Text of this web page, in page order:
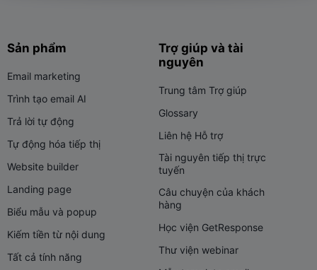
Sản phẩm
Email marketing
Trình tạo email AI
Trả lời tự động
Tự động hóa tiếp thị
Website builder
Landing page
Biểu mẫu và popup
Kiếm tiền từ nội dung
Tất cả tính năng
Trợ giúp và tài
nguyên
Trung tâm Trợ giúp
Glossary
Liên hệ Hỗ trợ
Tài nguyên tiếp thị trực
tuyến
Câu chuyện của khách
hàng
Học viện GetResponse
Thư viện webinar